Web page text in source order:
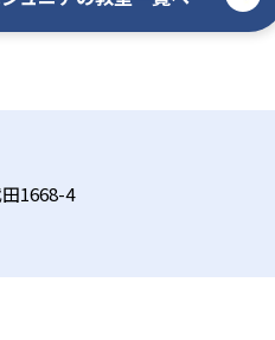
1668-4